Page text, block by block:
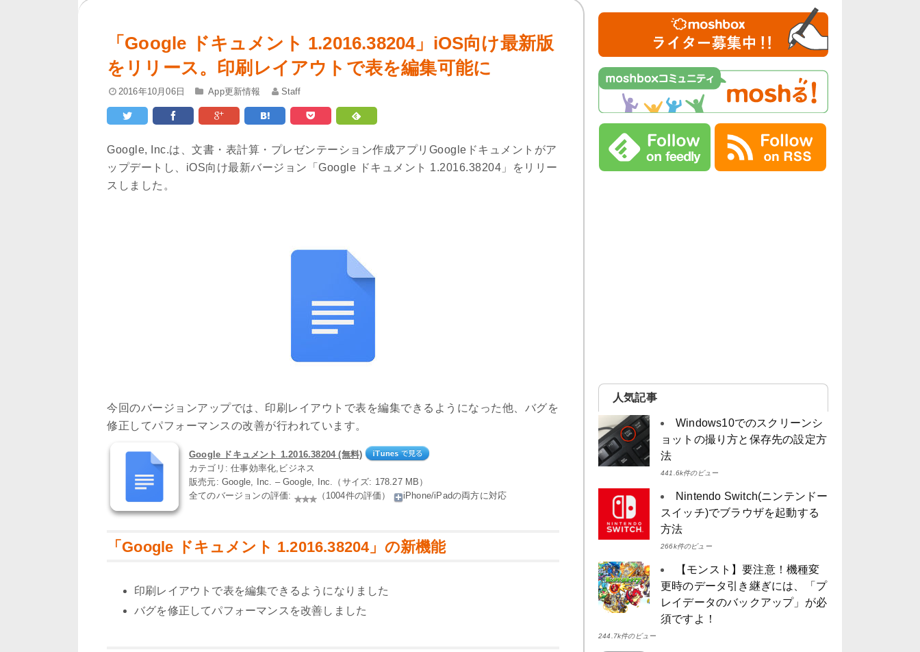
「Google ドキュメント 1.2016.38204」iOS向け最新版
をリリース。印刷レイアウトで表を編集可能に
2016年10月06日 App更新情報 Staff
Google, Inc.は、文書・表計算・プレゼンテーション作成アプリGoogleドキュメントがア
ップデートし、iOS向け最新バージョン「Google ドキュメント 1.2016.38204」をリリー
スしました。
今回のバージョンアップでは、印刷レイアウトで表を編集できるようになった他、バグを
修正してパフォーマンスの改善が行われています。
Google ドキュメント 1.2016.38204 (無料)
カテゴリ: 仕事効率化,ビジネス
販売元: Google, Inc. – Google, Inc.（サイズ: 178.27 MB）
全てのバージョンの評価:
（1004件の評価） iPhone/iPadの両方に対応
「Google ドキュメント 1.2016.38204」の新機能
印刷レイアウトで表を編集できるようになりました
バグを修正してパフォーマンスを改善しました
人気記事
Windows10でのスクリーンシ
ョットの撮り方と保存先の設定方
法
441.6k件のビュー
Nintendo Switch(ニンテンドー
スイッチ)でブラウザを起動する
方法
266k件のビュー
【モンスト】要注意！機種変
更時のデータ引き継ぎには、「プ
レイデータのバックアップ」が必
須ですよ！
244.7k件のビュー